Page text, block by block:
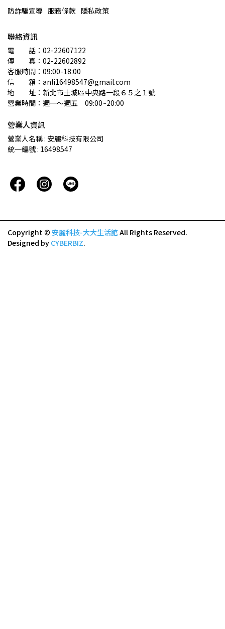
防詐騙宣導 服務條款 隱私政策
聯絡資訊
電　　話：02-22607122
傳　　真：02-22602892
客服時間：09:00-18:00
信　　箱：anli16498547@gmail.com
地　　址：新北市土城區中央路一段６５之１號
營業時間：週一～週五　09:00~20:00
營業人資訊
營業人名稱 : 安麗科技有限公司
統一編號 : 16498547
Copyright © 安麗科技-大大生活館All Rights Reserved.
Designed by CYBERBIZ.